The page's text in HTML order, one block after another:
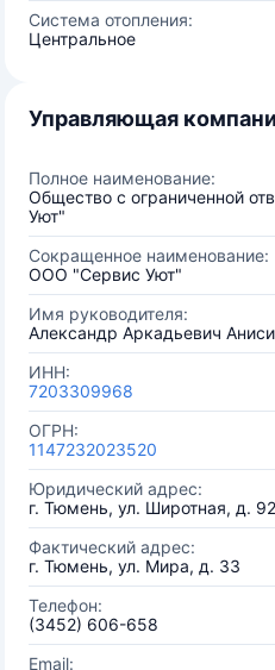
Система отопления:
Центральное
Управляющая
Полное наименование:
Общество с ограниченной
Уют"
Сокращенное наименование:
ООО "Сервис Уют"
Имя руководителя:
Александр Аркадьевич
ИНН:
7203309968
ОГРН:
1147232023520
Юридический адрес:
г. Тюмень, ул. Широтная, д. 92
Фактический адрес:
г. Тюмень, ул. Мира, д. 33
Телефон:
(3452) 606-658
Email: